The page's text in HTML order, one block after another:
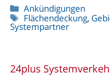
Kategorien
Ankündigungen
Schlagwörter
Flächendeckung,
Systempartner
24plus